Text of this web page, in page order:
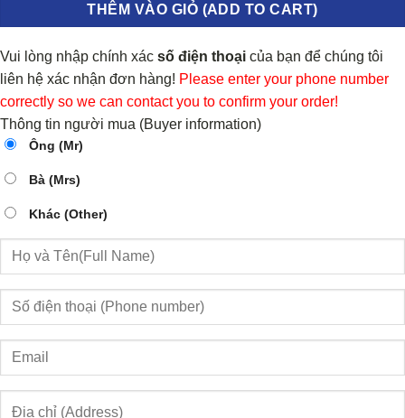
THÊM VÀO GIỎ (ADD TO CART)
Vui lòng nhập chính xác số điện thoại của bạn để chúng tôi
liên hệ xác nhận đơn hàng! Please enter your phone number
correctly so we can contact you to confirm your order!
Thông tin người mua (Buyer information)
Ông (Mr)
Bà (Mrs)
Khác (Other)